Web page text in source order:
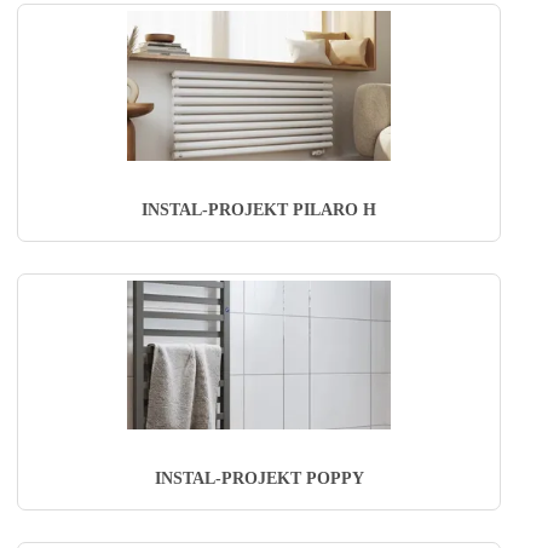
INSTAL-PROJEKT PILARO H
INSTAL-PROJEKT POPPY